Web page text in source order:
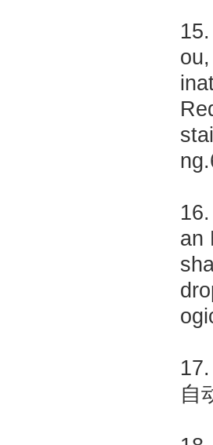
an
自